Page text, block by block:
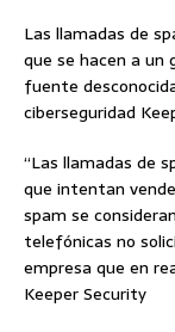
Las llamadas de
que se hacen a un
fuente
ciberseguridad
“Las llamadas de
que intentan
spam se
telefónicas no
empresa que en
Keeper Security